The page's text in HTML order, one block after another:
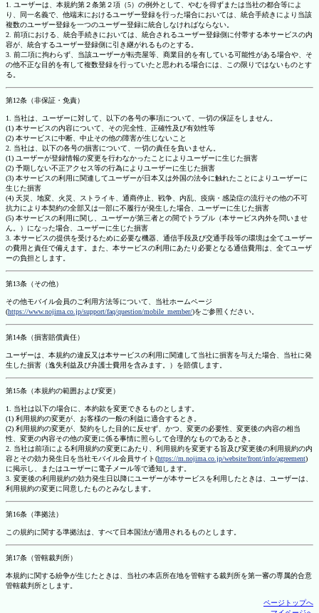
1. ユーザーは、本規約第２条第２項（5）の例外として、やむを得ずまたは当社の都合等によ
り、同一名義で、他端末におけるユーザー登録を行った場合においては、統合手続きにより当該
複数のユーザー登録を一つのユーザー登録に統合しなければならない。
2. 前項における、統合手続きにおいては、統合されるユーザー登録側に付帯する本サービスの内
容が、統合するユーザー登録側に引き継がれるものとする。
3. 前二項に拘わらず、当該ユーザーが転売屋等、商業目的を有している可能性がある場合や、そ
の他不正な目的を有して複数登録を行っていたと思われる場合には、この限りではないものとす
る。
第12条（非保証・免責）
1. 当社は、ユーザーに対して、以下の各号の事項について、一切の保証をしません。
(1) 本サービスの内容について、その完全性、正確性及び有効性等
(2) 本サービスに中断、中止その他の障害が生じないこと
2. 当社は、以下の各号の損害について、一切の責任を負いません。
(1) ユーザーが登録情報の変更を行わなかったことによりユーザーに生じた損害
(2) 予期しない不正アクセス等の行為によりユーザーに生じた損害
(3) 本サービスの利用に関連してユーザーが日本又は外国の法令に触れたことによりユーザーに
生じた損害
(4) 天災、地変、火災、ストライキ、通商停止、戦争、内乱、疫病・感染症の流行その他の不可
抗力により本契約の全部又は一部に不履行が発生した場合、ユーザーに生じた損害
(5) 本サービスの利用に関し、ユーザーが第三者との間でトラブル（本サービス内外を問いませ
ん。）になった場合、ユーザーに生じた損害
3. 本サービスの提供を受けるために必要な機器、通信手段及び交通手段等の環境は全てユーザー
の費用と責任で備えます。また、本サービスの利用にあたり必要となる通信費用は、全てユーザ
ーの負担とします。
第13条（その他）
その他モバイル会員のご利用方法等について、当社ホームページ
(https://www.nojima.co.jp/support/faq/question/mobile_member/)をご参照ください。
第14条（損害賠償責任）
ユーザーは、本規約の違反又は本サービスの利用に関連して当社に損害を与えた場合、当社に発
生した損害（逸失利益及び弁護士費用を含みます。）を賠償します。
第15条（本規約の範囲および変更）
1. 当社は以下の場合に、本約款を変更できるものとします。
(1) 利用規約の変更が、お客様の一般の利益に適合するとき。
(2) 利用規約の変更が、契約をした目的に反せず、かつ、変更の必要性、変更後の内容の相当
性、変更の内容その他の変更に係る事情に照らして合理的なものであるとき。
2. 当社は前項による利用規約の変更にあたり、利用規約を変更する旨及び変更後の利用規約の内
容とその効力発生日を当社モバイル会員サイト(https://m.nojima.co.jp/website/front/info/agreement)
に掲示し、またはユーザーに電子メール等で通知します。
3. 変更後の利用規約の効力発生日以降にユーザーが本サービスを利用したときは、ユーザーは、
利用規約の変更に同意したものとみなします。
第16条（準拠法）
この規約に関する準拠法は、すべて日本国法が適用されるものとします。
第17条（管轄裁判所）
本規約に関する紛争が生じたときは、当社の本店所在地を管轄する裁判所を第一審の専属的合意
管轄裁判所とします。
ページトップへ